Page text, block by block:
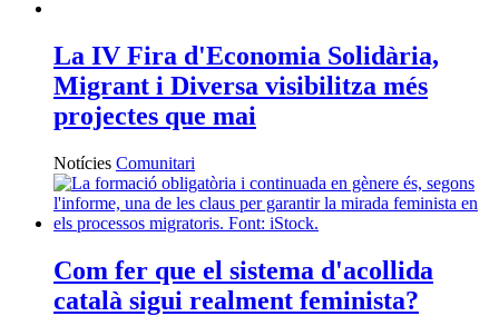
La IV Fira d'Economia Solidària,
Migrant i Diversa visibilitza més
projectes que mai
Notícies Comunitari
Com fer que el sistema d'acollida
català sigui realment feminista?